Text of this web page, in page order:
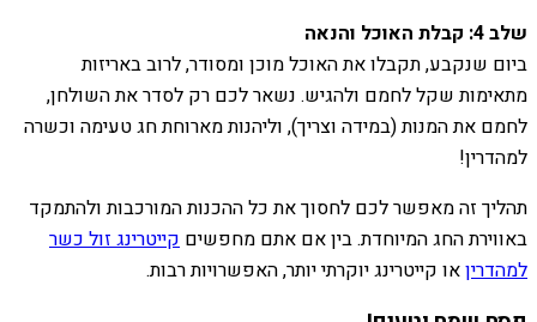
שלב 4: קבלת האוכל והנאה
ביום שנקבע, תקבלו את האוכל מוכן ומסודר, לרוב באריזות
מתאימות שקל לחמם ולהגיש. נשאר לכם רק לסדר את השולחן,
לחמם את המנות (במידה וצריך), וליהנות מארוחת חג טעימה וכשרה
למהדרין!
תהליך זה מאפשר לכם לחסוך את כל ההכנות המורכבות ולהתמקד
באווירת החג המיוחדת. בין אם אתם מחפשים קייטרינג זול כשר
למהדריןאו קייטרינג יוקרתי יותר, האפשרויות רבות.